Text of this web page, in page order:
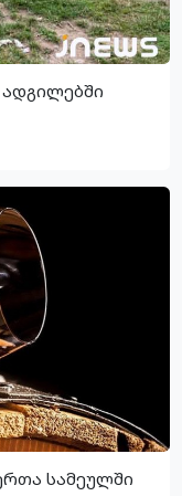
სამეულში